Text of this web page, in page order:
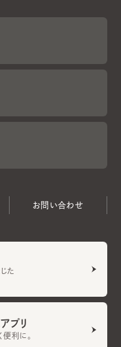
お問い合わせ
た
プリ
利に。